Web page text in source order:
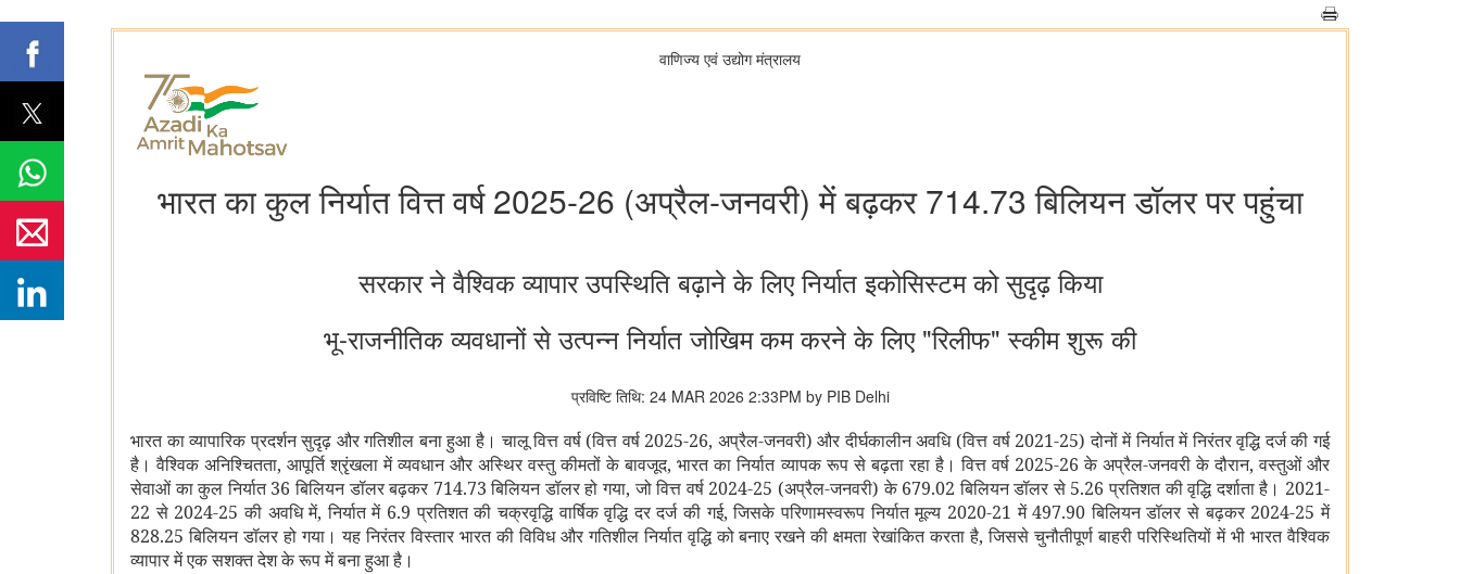
वाणिज्‍य एवं उद्योग मंत्रालय
भारत का कुल निर्यात वित्त वर्ष 2025-26 (अप्रैल-जनवरी) में बढ़कर 714.73 बिलियन डॉलर पर पहुंचा
सरकार ने वैश्विक व्यापार उपस्थिति बढ़ाने के लिए निर्यात इकोसिस्टम को सुदृढ़ किया
भू-राजनीतिक व्यवधानों से उत्पन्न निर्यात जोखिम कम करने के लिए "रिलीफ" स्कीम शुरू की
प्रविष्टि तिथि: 24 MAR 2026 2:33PM by PIB Delhi
भारत का व्यापारिक प्रदर्शन सुदृढ़ और गतिशील बना हुआ है। चालू वित्त वर्ष (वित्त वर्ष 2025-26, अप्रैल-जनवरी) और दीर्घकालीन अवधि (वित्त वर्ष 2021-25) दोनों में निर्यात में निरंतर वृद्धि दर्ज की गई
है। वैश्विक अनिश्चितता, आपूर्ति श्रृंखला में व्यवधान और अस्थिर वस्तु कीमतों के बावजूद, भारत का निर्यात व्यापक रूप से बढ़ता रहा है। वित्त वर्ष 2025-26 के अप्रैल-जनवरी के दौरान, वस्तुओं और
सेवाओं का कुल निर्यात 36 बिलियन डॉलर बढ़कर 714.73 बिलियन डॉलर हो गया, जो वित्त वर्ष 2024-25 (अप्रैल-जनवरी) के 679.02 बिलियन डॉलर से 5.26 प्रतिशत की वृद्धि दर्शाता है। 2021-
22 से 2024-25 की अवधि में, निर्यात में 6.9 प्रतिशत की चक्रवृद्धि वार्षिक वृद्धि दर दर्ज की गई, जिसके परिणामस्वरूप निर्यात मूल्य 2020-21 में 497.90 बिलियन डॉलर से बढ़कर 2024-25 में
828.25 बिलियन डॉलर हो गया। यह निरंतर विस्तार भारत की विविध और गतिशील निर्यात वृद्धि को बनाए रखने की क्षमता रेखांकित करता है, जिससे चुनौतीपूर्ण बाहरी परिस्थितियों में भी भारत वैश्विक
व्यापार में एक सशक्त देश के रूप में बना हुआ है।